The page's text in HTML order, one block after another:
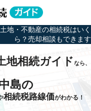
地・不動産の相続税はいく
ら？売却相談もできます
地相続ガイドなら、
島の
相続税路線価がわかる！